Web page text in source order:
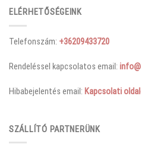
ELÉRHETŐSÉGEINK
Telefonszám: +36209433720
Rendeléssel kapcsolatos email:
Hibabejelentés email: Kapcsolati
SZÁLLÍTÓ PARTNERÜNK